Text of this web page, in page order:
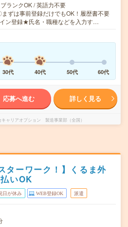
ランクOK / 英語力不要
ずは事前登録だけでもOK！履歴書不要
ン登録★氏名・職種などを入力す…
30代 40代 50代 60代
応募へ進む 詳しく見る
キャリアオプション 製造事業部（全国）
ターワーク！】くるま外
いOK
日が休み WEB登録OK 派遣